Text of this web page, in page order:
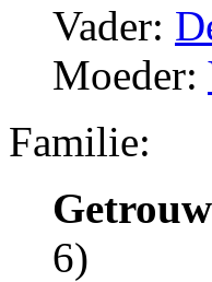
Vader:
Moeder:
Familie:
6)